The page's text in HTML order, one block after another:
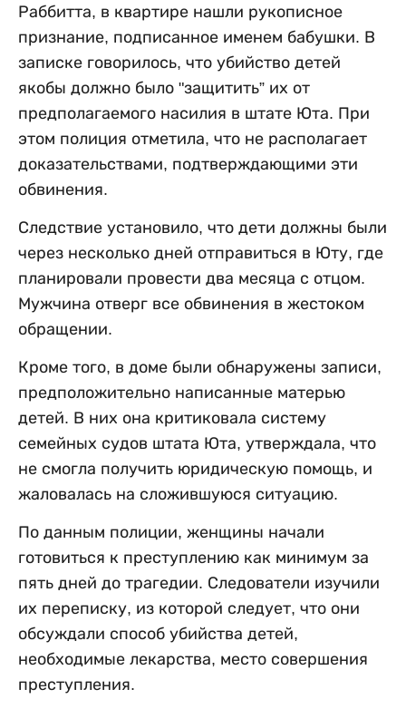
Раббитта, в квартире нашли рукописное
признание, подписанное именем бабушки. В
записке говорилось, что убийство детей
якобы должно было "защитить” их от
предполагаемого насилия в штате Юта. При
этом полиция отметила, что не располагает
доказательствами, подтверждающими эти
обвинения.
Следствие установило, что дети должны были
через несколько дней отправиться в Юту, где
планировали провести два месяца с отцом.
Мужчина отверг все обвинения в жестоком
обращении.
Кроме того, в доме были обнаружены записи,
предположительно написанные матерью
детей. В них она критиковала систему
семейных судов штата Юта, утверждала, что
не смогла получить юридическую помощь, и
жаловалась на сложившуюся ситуацию.
По данным полиции, женщины начали
готовиться к преступлению как минимум за
пять дней до трагедии. Следователи изучили
их переписку, из которой следует, что они
обсуждали способ убийства детей,
необходимые лекарства, место совершения
преступления.